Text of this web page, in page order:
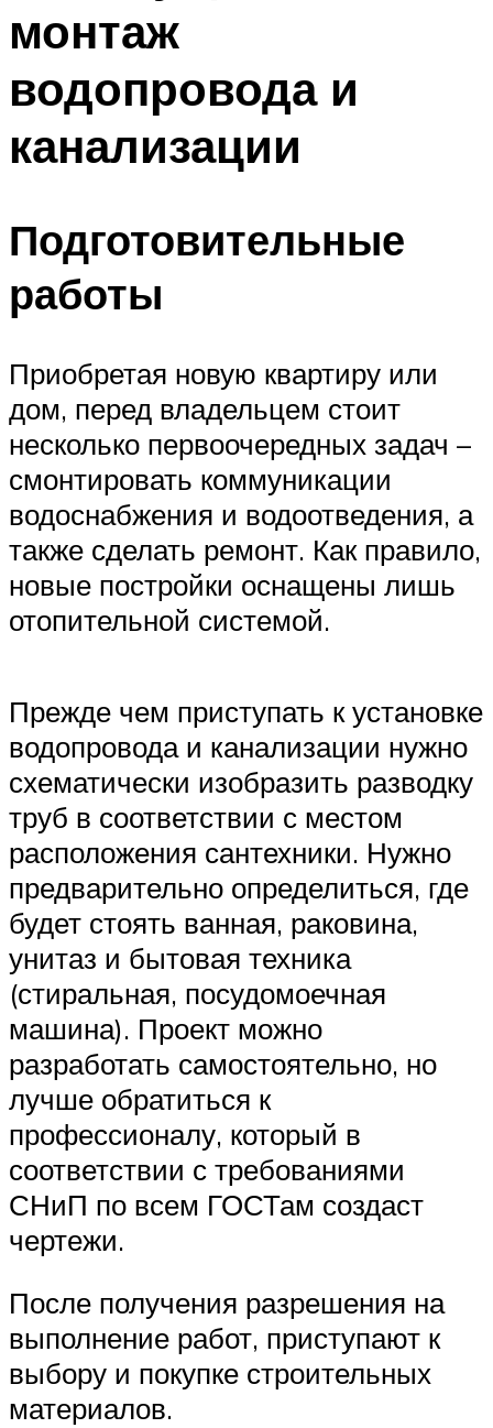
Меню
монтаж
водопровода и
канализации
Подготовительные
работы
Приобретая новую квартиру или
дом, перед владельцем стоит
несколько первоочередных задач –
смонтировать коммуникации
водоснабжения и водоотведения, а
также сделать ремонт. Как правило,
новые постройки оснащены лишь
отопительной системой.
Прежде чем приступать к установке
водопровода и канализации нужно
схематически изобразить разводку
труб в соответствии с местом
расположения сантехники. Нужно
предварительно определиться, где
будет стоять ванная, раковина,
унитаз и бытовая техника
(стиральная, посудомоечная
машина). Проект можно
разработать самостоятельно, но
лучше обратиться к
профессионалу, который в
соответствии с требованиями
СНиП по всем ГОСТам создаст
чертежи.
После получения разрешения на
выполнение работ, приступают к
выбору и покупке строительных
материалов.